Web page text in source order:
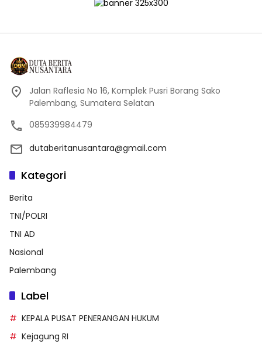
Jalan Raflesia No 16, Komplek Pusri Borang Sako
Palembang, Sumatera Selatan
085939984479
dutaberitanusantara@gmail.com
Kategori
Berita
TNI/POLRI
TNI AD
Nasional
Palembang
Label
KEPALA PUSAT PENERANGAN HUKUM
Kejagung RI